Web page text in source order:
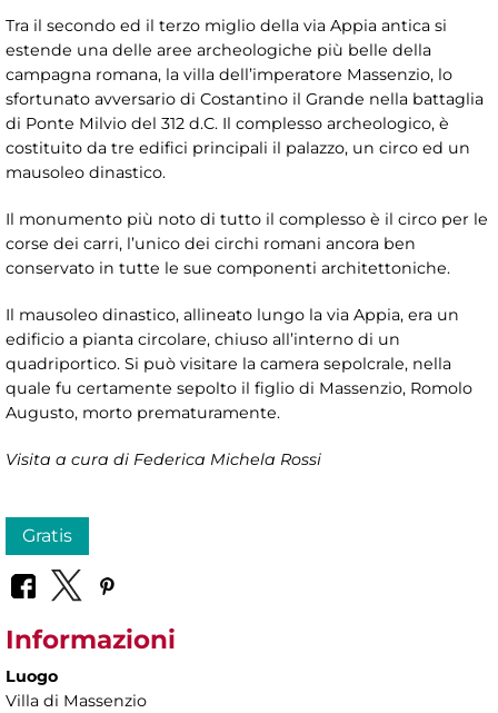
Tra il secondo ed il terzo miglio della via Appia antica si
estende una delle aree archeologiche più belle della
campagna romana, la villa dell’imperatore Massenzio, lo
sfortunato avversario di Costantino il Grande nella battaglia
di Ponte Milvio del 312 d.C. Il complesso archeologico, è
costituito da tre edifici principali il palazzo, un circo ed un
mausoleo dinastico.
Il monumento più noto di tutto il complesso è il circo per le
corse dei carri, l’unico dei circhi romani ancora ben
conservato in tutte le sue componenti architettoniche.
Il mausoleo dinastico, allineato lungo la via Appia, era un
edificio a pianta circolare, chiuso all’interno di un
quadriportico. Si può visitare la camera sepolcrale, nella
quale fu certamente sepolto il figlio di Massenzio, Romolo
Augusto, morto prematuramente.
Visita a cura di Federica Michela Rossi
Gratis
Informazioni
Luogo
Villa di Massenzio